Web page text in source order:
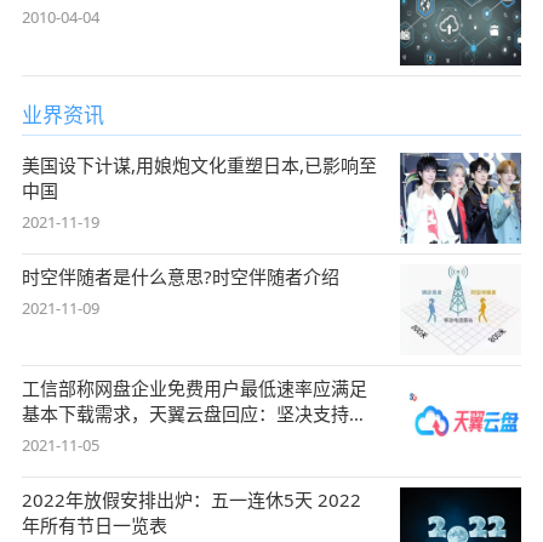
2010-04-04
业界资讯
美国设下计谋,用娘炮文化重塑日本,已影响至
中国
2021-11-19
时空伴随者是什么意思?时空伴随者介绍
2021-11-09
工信部称网盘企业免费用户最低速率应满足
基本下载需求，天翼云盘回应：坚决支持，
始终
2021-11-05
2022年放假安排出炉：五一连休5天 2022
年所有节日一览表